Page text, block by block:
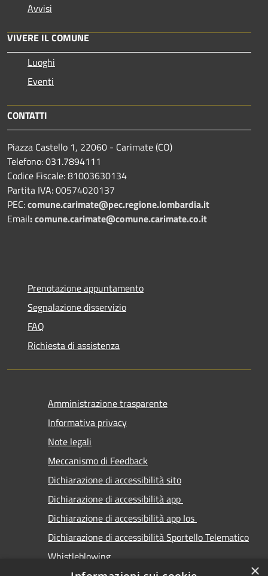
Avvisi
VIVERE IL COMUNE
Luoghi
Eventi
CONTATTI
Piazza Castello 1, 22060 - Carimate (CO)
Telefono: 031.7894111
Codice Fiscale: 81003630134
Partita IVA: 00574020137
PEC:comune.carimate@pec.regione.lombardia.it
Email:comune.carimate@comune.carimate.co.it
Prenotazione appuntamento
Segnalazione disservizio
FAQ
Richiesta di assistenza
Amministrazione trasparente
Informativa privacy
Note legali
Meccanismo di Feedback
Dichiarazione di accessibilità sito
Dichiarazione di accessibilità app
Dichiarazione di accessibilità app Ios
Dichiarazione di accessibilità Sportello Telematico
Whistleblowing
×